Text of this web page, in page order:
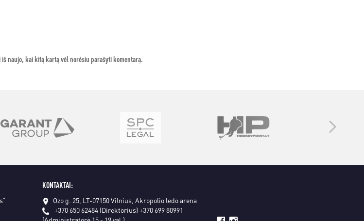
naujo, kai kitą kartą vėl norėsiu parašyti komentarą.
KONTAKTAI:
Ozo g. 25, LT-07150 Vilnius, Akropolio ledo arena
+370 650 62484 (Direktorius) +370 699 80991